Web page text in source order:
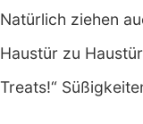
Natürlich ziehen
Haustür zu
Treats!“